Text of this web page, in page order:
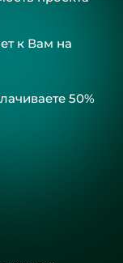
к Вам на
50%